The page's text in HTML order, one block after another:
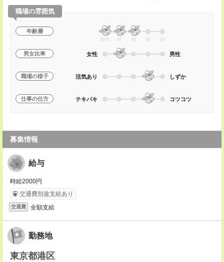
職場の雰囲気
年齢層
20代 30 40 50 60
男女比率 女性 男性
職場の様子 活気あり しずか
仕事の仕方 テキパキ コツコツ
募集情報
給与
時給2000円
交通費別途支給あり
交通費 全額支給
勤務地
東京都港区